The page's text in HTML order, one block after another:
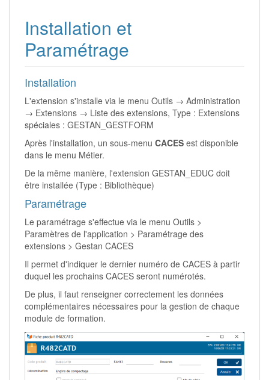
Installation et
Paramétrage
Installation
L'extension s'installe via le menu Outils → Administration
→ Extensions → Liste des extensions, Type : Extensions
spéciales : GESTAN_GESTFORM
Après l'installation, un sous-menu CACES est disponible
dans le menu Métier.
De la même manière, l'extension GESTAN_EDUC doit
être installée (Type : Bibliothèque)
Paramétrage
Le paramétrage s'effectue via le menu Outils >
Paramètres de l'application > Paramétrage des
extensions > Gestan CACES
Il permet d'indiquer le dernier numéro de CACES à partir
duquel les prochains CACES seront numérotés.
De plus, il faut renseigner correctement les données
complémentaires nécessaires pour la gestion de chaque
module de formation.